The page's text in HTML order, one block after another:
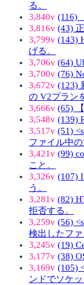
る。
3,840v (116)
3,816v (43)
3,799v (143)
げる。
3,706v (64)
3,700v (76)
3,672v (123)
の V2プラン
3,666v (65)
3,548v (139)
3,517v (51)
ファイル中の
3,421v (99)
こと。
3,326v (107)
う。
3,281v (82)
拒否する。
3,259v (56)
検出したフ
3,245v (19)
3,177v (38)
3,169v (105)
ンドでソケ